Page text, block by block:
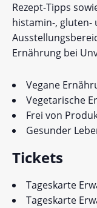
Rezept-Tipps
histamin-, gluten-
Ernährung bei
Vegane
Vegetarische
Frei von
Gesunder
Tickets
Tageskarte
Tageskarte